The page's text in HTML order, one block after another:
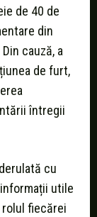
de 40 de
din
cauză, a
de furt,
întregii
cu
utile
fiecărei